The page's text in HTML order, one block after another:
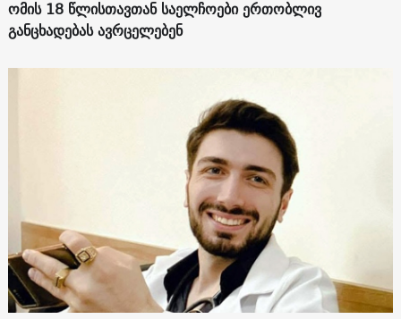
ომის 18 წლისთავთან საელჩოები ერთობლივ
განცხადებას ავრცელებენ